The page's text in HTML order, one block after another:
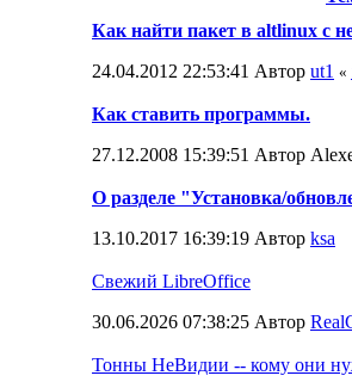
Как найти пакет в altlinux с
24.04.2012 22:53:41 Автор ut1 «
Как ставить программы.
27.12.2008 15:39:51 Автор
О разделе "Установка/
13.10.2017 16:39:19 Автор ksa
Свежий LibreOffice
30.06.2026 07:38:25 Автор
Тонны НеВидии -- кому они